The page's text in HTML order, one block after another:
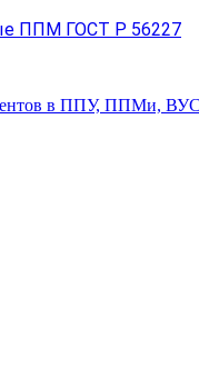
ППМ ГОСТ Р 56227
в ППУ, ППМи, ВУС